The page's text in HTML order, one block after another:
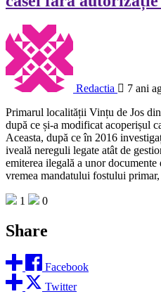
Redactia
7 ani
Primarul localității Vințu de Jos
după ce și-a modificat acoperișul
Aceasta, după ce în 2016
iveală nereguli legate atât de
emiterea ilegală a unor
vremea mandatului fostului
1 0
Share
Facebook
Twitter